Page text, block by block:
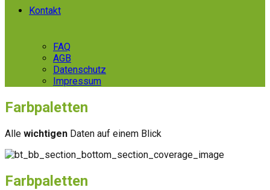
Kontakt
FAQ
AGB
Datenschutz
Impressum
Farbpaletten
Alle wichtigen Daten auf einem Blick
Farbpaletten